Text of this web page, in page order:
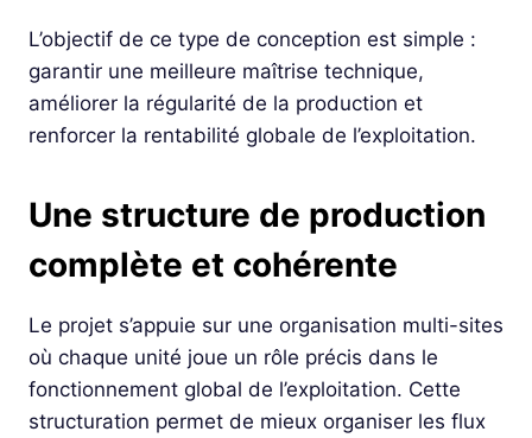
L’objectif de ce type de conception est simple :
garantir une meilleure maîtrise technique,
améliorer la régularité de la production et
renforcer la rentabilité globale de l’exploitation.
Une structure de production
complète et cohérente
Le projet s’appuie sur une organisation multi-sites
où chaque unité joue un rôle précis dans le
fonctionnement global de l’exploitation. Cette
structuration permet de mieux organiser les flux